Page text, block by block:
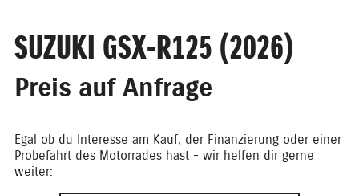
SUZUKI GSX-R125 (2026)
Preis auf Anfrage
Egal ob du Interesse am Kauf, der Finanzierung oder einer
Probefahrt des Motorrades hast - wir helfen dir gerne
weiter: